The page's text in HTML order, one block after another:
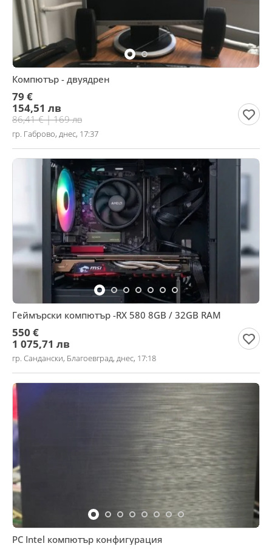
Компютър - двуядрен
79 €
154,51 лв
86,41 € | 169 лв
гр. Габрово, днес, 17:37
Геймърски компютър -RX 580 8GB / 32GB RAM
550 €
1 075,71 лв
гр. Сандански, Благоевград, днес, 17:18
PC Intel компютър конфигурация